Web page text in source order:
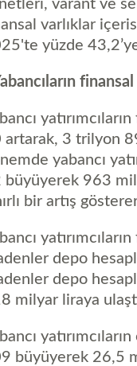
varant ve
varlıklar
yüzde
artarak, 3 trilyon
yabancı
büyüyerek 963
bir artış
depo
depo
milyar liraya
büyüyerek 26,5